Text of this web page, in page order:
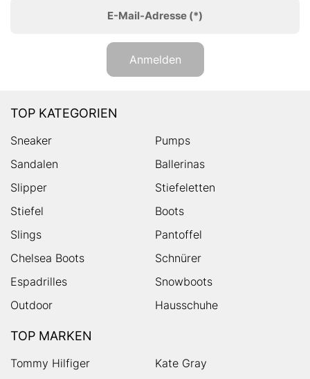
E-Mail-Adresse (*)
Anmelden
TOP KATEGORIEN
Sneaker
Pumps
Sandalen
Ballerinas
Slipper
Stiefeletten
Stiefel
Boots
Slings
Pantoffel
Chelsea Boots
Schnürer
Espadrilles
Snowboots
Outdoor
Hausschuhe
TOP MARKEN
Tommy Hilfiger
Kate Gray